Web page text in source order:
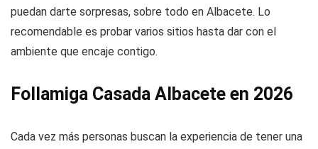
puedan darte sorpresas, sobre todo en Albacete. Lo
recomendable es probar varios sitios hasta dar con el
ambiente que encaje contigo.
Follamiga Casada Albacete en 2026
Cada vez más personas buscan la experiencia de tener una